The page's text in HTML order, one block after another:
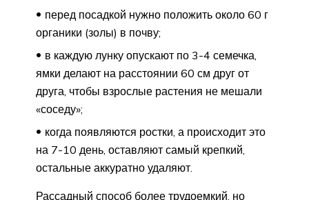
перед посадкой нужно положить около 60 г
органики (золы) в почву;
в каждую лунку опускают по 3-4 семечка,
ямки делают на расстоянии 60 см друг от
друга, чтобы взрослые растения не мешали
«соседу»;
когда появляются ростки, а происходит это
на 7-10 день, оставляют самый крепкий,
остальные аккуратно удаляют.
Рассадный способ более трудоемкий, но